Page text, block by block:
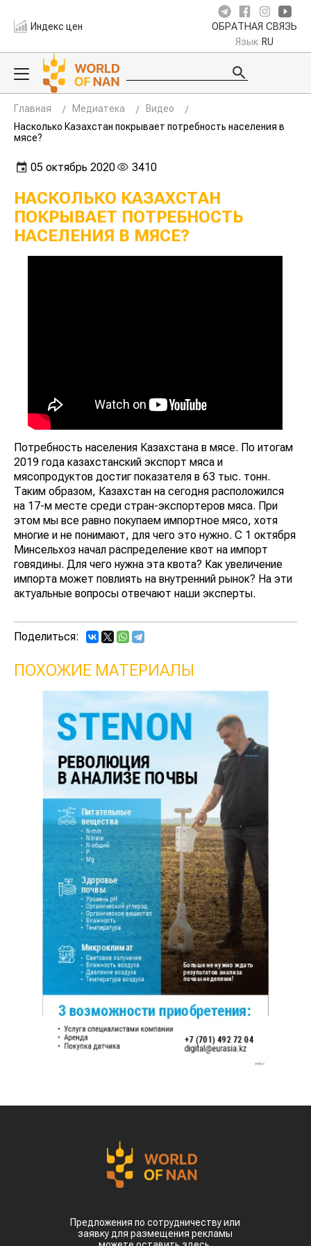
Индекс цен ОБРАТНАЯ СВЯЗЬ
Язык RU
Главная Медиатека
Видео
Насколько Казахстан покрывает потребность населения в
мясе?
05 октябрь 2020 3410
НАСКОЛЬКО КАЗАХСТАН
ПОКРЫВАЕТ ПОТРЕБНОСТЬ
НАСЕЛЕНИЯ В МЯСЕ?
Потребность населения Казахстана в мясе. По итогам
2019 года казахстанский экспорт мяса и
мясопродуктов достиг показателя в 63 тыс. тонн.
Таким образом, Казахстан на сегодня расположился
на 17-м месте среди стран-экспортеров мяса. При
этом мы все равно покупаем импортное мясо, хотя
многие и не понимают, для чего это нужно. С 1 октября
Минсельхоз начал распределение квот на импорт
говядины. Для чего нужна эта квота? Как увеличение
импорта может повлиять на внутренний рынок? На эти
актуальные вопросы отвечают наши эксперты.
Поделиться:
ПОХОЖИЕ МАТЕРИАЛЫ
Предложения по сотрудничеству или
заявку для размещения рекламы